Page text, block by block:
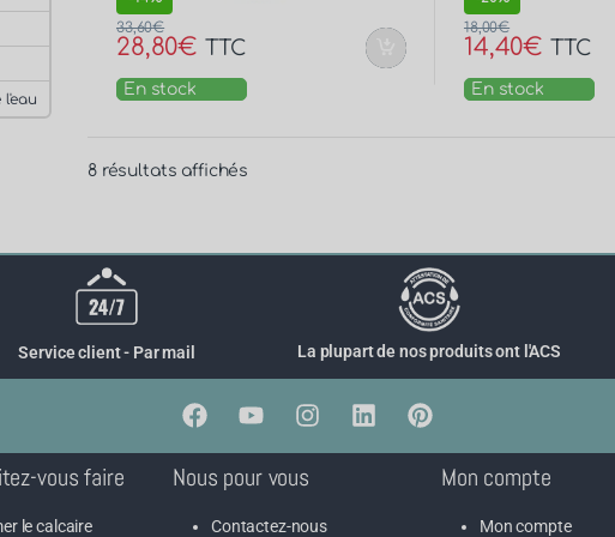
28,80€
33,60€
TTC
En stock
14,40€
18,00€
TTC
En stock
8 résultats affichés
Service client - Par mail La plupart de nos produits ont l'ACS
vous faire
le calcaire
Nous pour vous
Contactez-nous
Mon compte
Mon compte